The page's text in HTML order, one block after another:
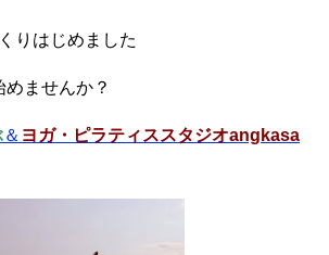
りはじめました
めませんか？
＆ ヨガ・ピラティススタジオangkasa